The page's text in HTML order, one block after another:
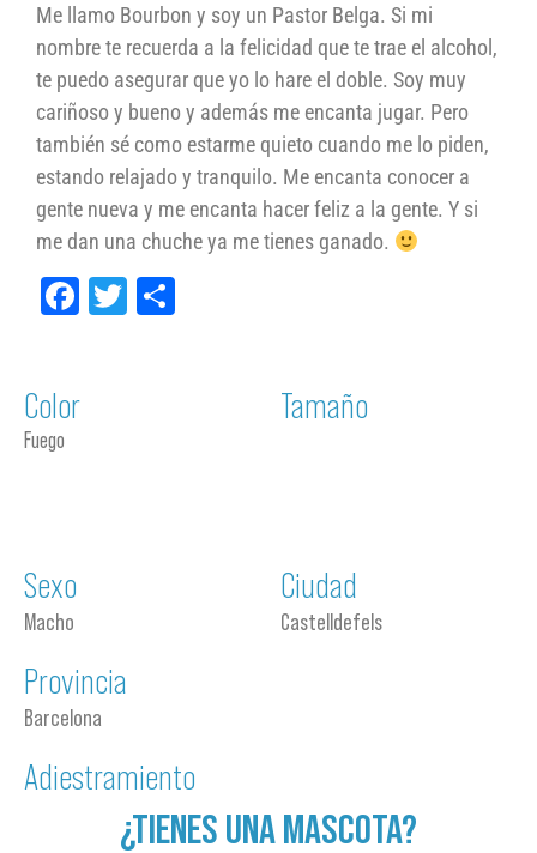
Me llamo Bourbon y soy un Pastor Belga. Si mi
nombre te recuerda a la felicidad que te trae el alcohol,
te puedo asegurar que yo lo hare el doble. Soy muy
cariñoso y bueno y además me encanta jugar. Pero
también sé como estarme quieto cuando me lo piden,
estando relajado y tranquilo. Me encanta conocer a
gente nueva y me encanta hacer feliz a la gente. Y si
me dan una chuche ya me tienes ganado.
Facebook
Twitter
Color
Fuego
Tamaño
Sexo
Macho
Ciudad
Castelldefels
Provincia
Barcelona
Adiestramiento
¿TIENES UNA MASCOTA?